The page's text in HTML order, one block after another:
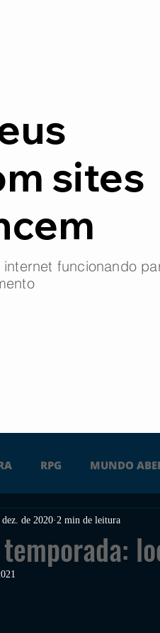
sites
funcionando
RPG MUNDO
PC PS4 PS5
dez. de 2020 2 min de leitura